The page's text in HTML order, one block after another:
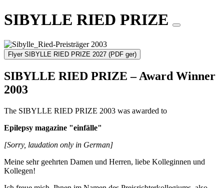
SIBYLLE RIED PRIZE
Flyer SIBYLLE RIED PRIZE 2027 (PDF ger)
SIBYLLE RIED PRIZE – Award Winner
2003
The SIBYLLE RIED PRIZE 2003 was awarded to
Epilepsy magazine "einfälle"
[Sorry, laudation only in German]
Meine sehr geehrten Damen und Herren, liebe Kolleginnen und
Kollegen!